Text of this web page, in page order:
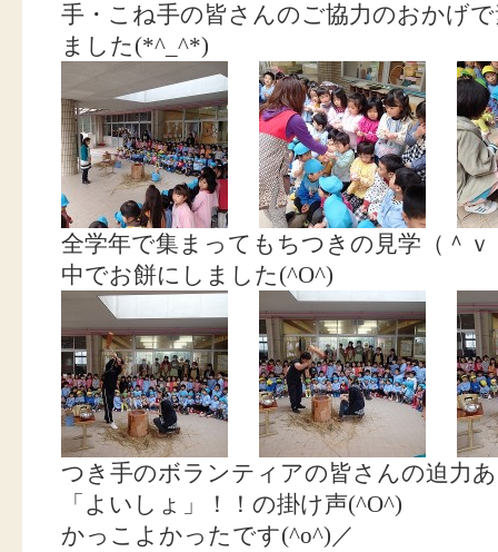
手・こね手の皆さんのご協力のおかげ
ました(*^_^*)
全学年で集まってもちつきの見学（＾
中でお餅にしました(^O^)
つき手のボランティアの皆さんの迫力
「よいしょ」！！の掛け声(^O^)
かっこよかったです(^o^)／